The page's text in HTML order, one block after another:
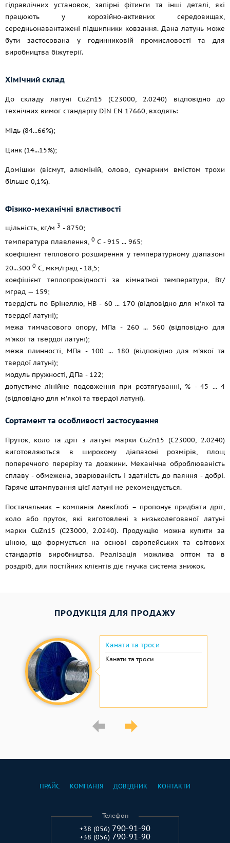
гідравлічних установок, запірні фітинги та інші деталі, які
працюють у корозійно-активних середовищах,
середньонавантажені підшипники ковзання. Дана латунь може
бути застосована у годинниковій промисловості та для
виробництва біжутерії.
Хімічний склад
До складу латуні CuZn15 (С23000, 2.0240) відповідно до
технічних вимог стандарту DIN EN 17660, входять:
Мідь (84...66%);
Цинк (14...15%);
Домішки (вісмут, алюміній, олово, сумарним вмістом трохи
більше 0,1%).
Фізико-механічні властивості
щільність, кг/м 3 - 8750;
температура плавлення, 0 С - 915 ... 965;
коефіцієнт теплового розширення у температурному діапазоні
20...300 0 С, мкм/град - 18,5;
коефіцієнт теплопровідності за кімнатної температури, Вт/
мград — 159;
твердість по Брінеллю, НВ - 60 ... 170 (відповідно для м'якої та
твердої латуні);
межа тимчасового опору, МПа - 260 ... 560 (відповідно для
м'якої та твердої латуні);
межа плинності, МПа - 100 ... 180 (відповідно для м'якої та
твердої латуні);
модуль пружності, ДПа - 122;
допустиме лінійне подовження при розтягуванні, % - 45 ... 4
(відповідно для м'якої та твердої латуні).
Сортамент та особливості застосування
Пруток, коло та дріт з латуні марки CuZn15 (С23000, 2.0240)
виготовляються в широкому діапазоні розмірів, площ
поперечного перерізу та довжини. Механічна оброблюваність
сплаву - обмежена, зварюваність і здатність до паяння - добрі.
Гаряче штампування цієї латуні не рекомендується.
Постачальник – компанія АвекГлоб – пропонує придбати дріт,
коло або пруток, які виготовлені з низьколегованої латуні
марки CuZn15 (С23000, 2.0240). Продукцію можна купити за
ціною, що формується на основі європейських та світових
стандартів виробництва. Реалізація можлива оптом та в
роздріб, для постійних клієнтів діє гнучка система знижок.
ПРОДУКЦІЯ ДЛЯ ПРОДАЖУ
Канати та троси
Канати та троси
ПРАЙС КОМПАНІЯ ДОВІДНИК КОНТАКТИ
Телефон
+38 (056) 790-91-90
+38 (056) 790-91-90